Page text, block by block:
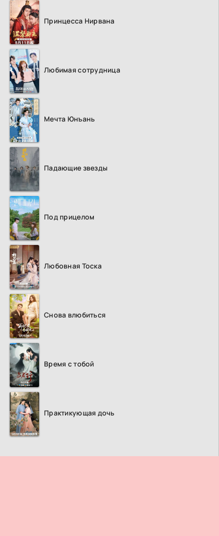
Принцесса Нирвана
Любимая сотрудница
Мечта Юнъань
Падающие звезды
Под прицелом
Любовная Тоска
Снова влюбиться
Время с тобой
Практикующая дочь